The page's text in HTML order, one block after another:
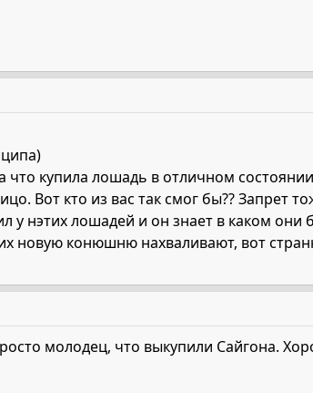
купила лошадь в отличном
Вот кто из вас так смог бы?? Запрет
у нэтих лошадей и он знает в каком
новую конюшню нахваливают, вот
молодец, что выкупили Сайгона.